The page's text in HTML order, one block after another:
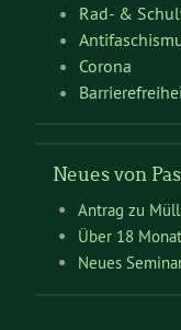
Rad- &
Corona
Neues von
Antrag zu
Über 18
Neues